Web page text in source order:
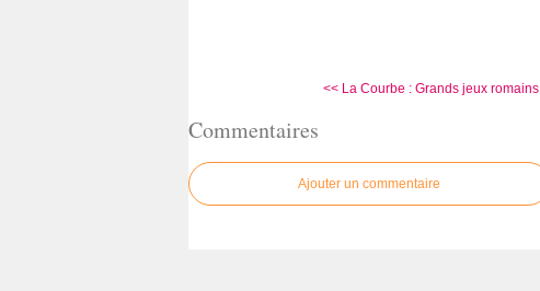
<< La Courbe : Grands jeux romains
Commentaires
Ajouter un commentaire